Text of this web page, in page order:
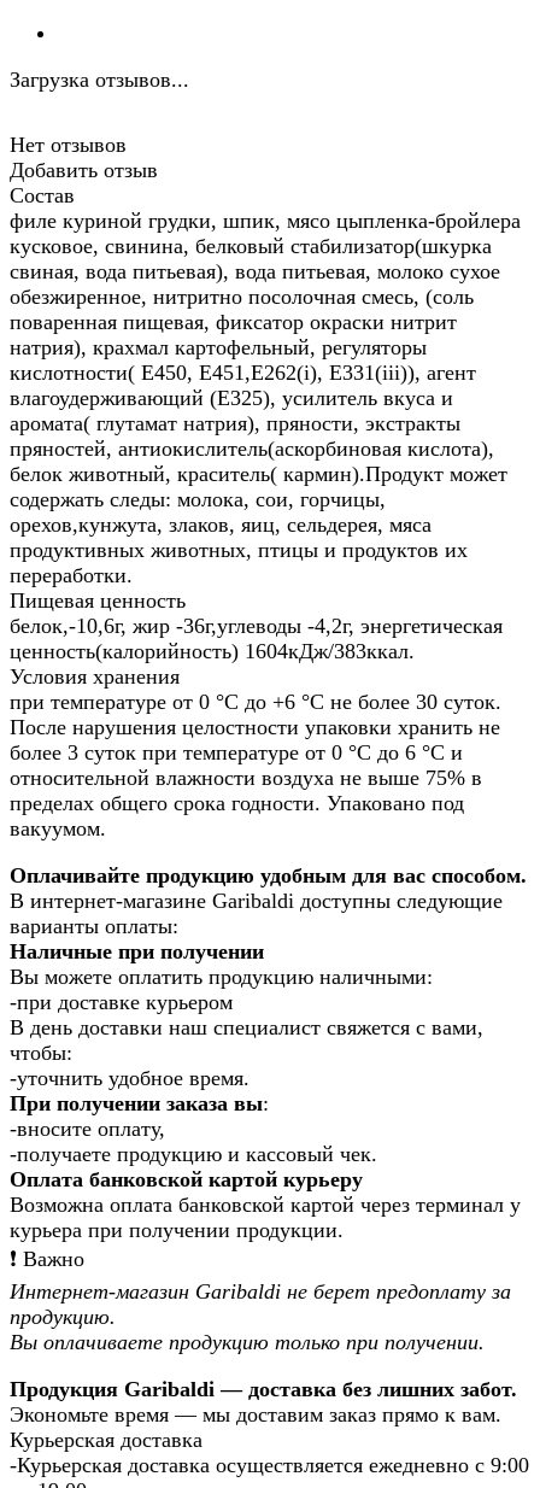
Загрузка отзывов...
Нет отзывов
Добавить отзыв
Состав
филе куриной грудки, шпик, мясо цыпленка-бройлера
кусковое, свинина, белковый стабилизатор(шкурка
свиная, вода питьевая), вода питьевая, молоко сухое
обезжиренное, нитритно посолочная смесь, (соль
поваренная пищевая, фиксатор окраски нитрит
натрия), крахмал картофельный, регуляторы
кислотности( Е450, Е451,Е262(i), Е331(iii)), агент
влагоудерживающий (Е325), усилитель вкуса и
аромата( глутамат натрия), пряности, экстракты
пряностей, антиокислитель(аскорбиновая кислота),
белок животный, краситель( кармин).Продукт может
содержать следы: молока, сои, горчицы,
орехов,кунжута, злаков, яиц, сельдерея, мяса
продуктивных животных, птицы и продуктов их
переработки.
Пищевая ценность
белок,-10,6г, жир -36г,углеводы -4,2г, энергетическая
ценность(калорийность) 1604кДж/383ккал.
Условия хранения
при температуре от 0 °С до +6 °С не более 30 суток.
После нарушения целостности упаковки хранить не
более 3 суток при температуре от 0 °С до 6 °С и
относительной влажности воздуха не выше 75% в
пределах общего срока годности. Упаковано под
вакуумом.
Оплачивайте продукцию удобным для вас способом.
В интернет-магазине Garibaldi доступны следующие
варианты оплаты:
Наличные при получении
Вы можете оплатить продукцию наличными:
-при доставке курьером
В день доставки наш специалист свяжется с вами,
чтобы:
-уточнить удобное время.
При получении заказа вы:
-вносите оплату,
-получаете продукцию и кассовый чек.
Оплата банковской картой курьеру
Возможна оплата банковской картой через терминал у
курьера при получении продукции.
❗️ Важно
Интернет-магазин Garibaldi не берет предоплату за
продукцию.
Вы оплачиваете продукцию только при получении.
Продукция Garibaldi — доставка без лишних забот.
Экономьте время — мы доставим заказ прямо к вам.
Курьерская доставка
-Курьерская доставка осуществляется ежедневно с 9:00